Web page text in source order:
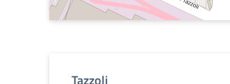
Tazzoli